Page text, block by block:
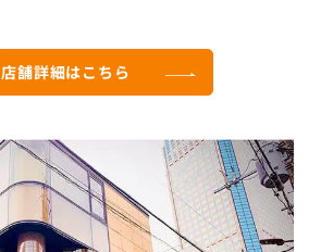
店舗詳細はこちら